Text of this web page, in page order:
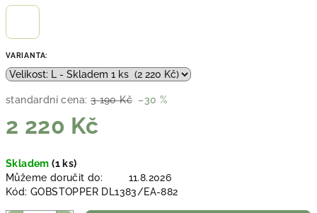
VARIANTA:
standardní cena: 3 190 Kč –30 %
2 220 Kč
cena:
Skladem(1 ks)
Můžeme doručit do:
11.8.2026
Kód: GOBSTOPPER DL1383/EA-882